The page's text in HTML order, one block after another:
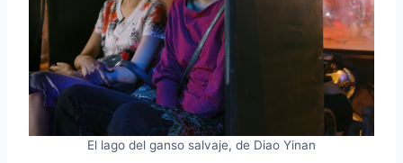
El lago del ganso salvaje, de Diao Yinan